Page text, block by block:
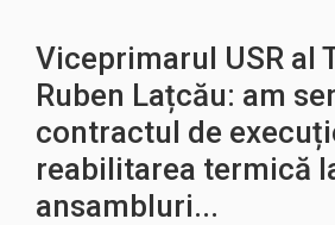
Viceprimarul USR al
Ruben Lațcău: am
contractul de
reabilitarea termică
ansambluri...